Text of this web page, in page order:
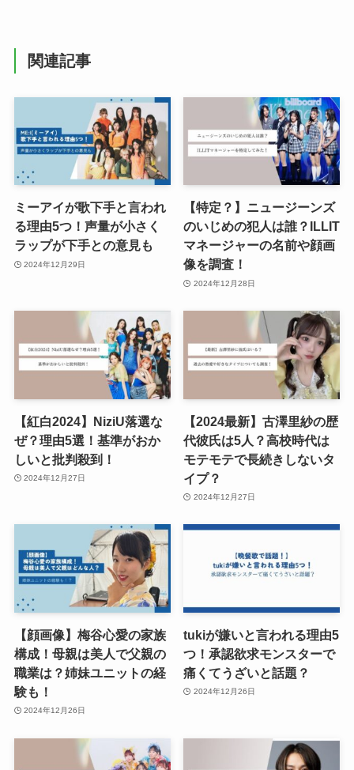
関連記事
ミーアイが歌下手と言われ
る理由5つ！声量が小さく
ラップが下手との意見も
2024年12月29日
【特定？】ニュージーンズ
のいじめの犯人は誰？ILLIT
マネージャーの名前や顔画
像を調査！
2024年12月28日
【紅白2024】NiziU落選な
ぜ？理由5選！基準がおか
しいと批判殺到！
2024年12月27日
【2024最新】古澤里紗の歴
代彼氏は5人？高校時代は
モテモテで長続きしないタ
イプ？
2024年12月27日
【顔画像】梅谷心愛の家族
構成！母親は美人で父親の
職業は？姉妹ユニットの経
験も！
2024年12月26日
tukiが嫌いと言われる理由5
つ！承認欲求モンスターで
痛くてうざいと話題？
2024年12月26日